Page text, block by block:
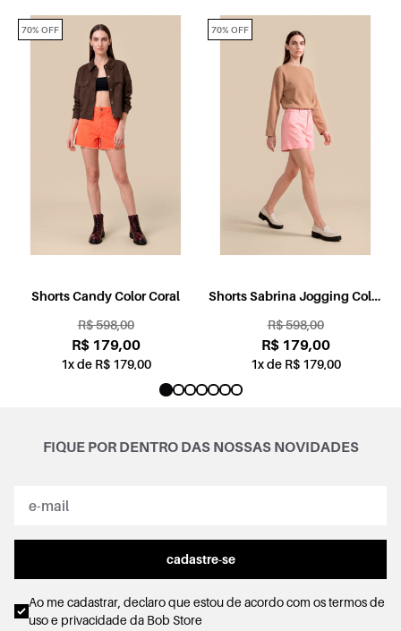
Shorts Candy Color Coral
R$ 598,00
R$ 179,00
1x de R$ 179,00
70% OFF
Shorts Sabrina Jogging Color
R$ 598,00
R$ 179,00
1x de R$ 179,00
70% OFF
FIQUE POR DENTRO DAS NOSSAS NOVIDADES
cadastre-se
Ao me cadastrar, declaro que estou de acordo com ostermos de
uso e privacidadeda Bob Store